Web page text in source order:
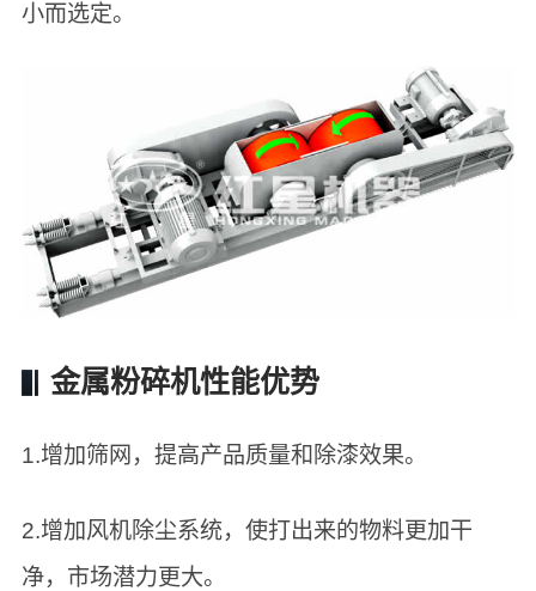
小而选定。
金属粉碎机性能优势
1.增加筛网，提高产品质量和除漆效果。
2.增加风机除尘系统，使打出来的物料更加干
净，市场潜力更大。